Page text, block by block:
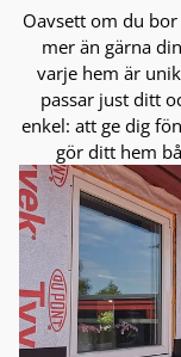
Oavsett om du
mer än gärna
varje hem är
passar just ditt
enkel: att ge dig
gör ditt hem